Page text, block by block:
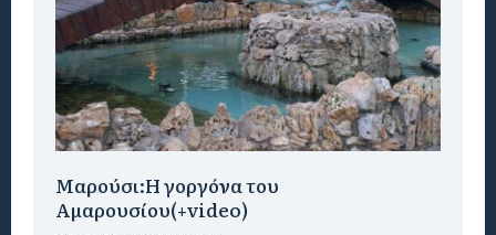
Μαρούσι:H γοργόνα του
Αμαρουσίου(+video)